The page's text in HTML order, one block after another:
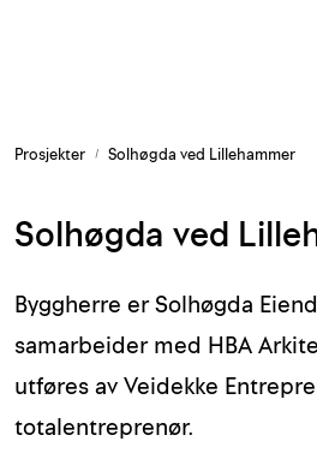
Prosjekter Solhøgda ved Lillehammer
Solhøgda ved
Byggherre er Solhøgda
samarbeider med HBA
utføres av Veidekke
totalentreprenør.
Belysning og sesong
Byggkjemi
Festemateriell
Grunn og isolasjon